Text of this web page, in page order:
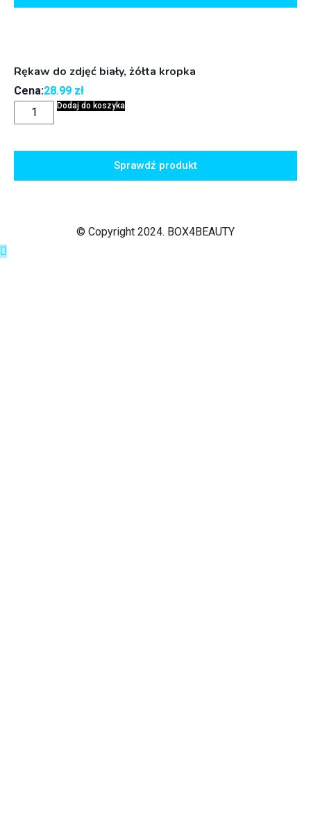
Rękaw do zdjęć biały, żółta kropka
Cena:28.99 zł
Dodaj do koszyka
Sprawdź produkt
© Copyright 2024. BOX4BEAUTY